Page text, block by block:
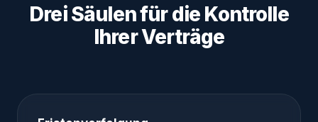
Drei Säulen für die Kontrolle
Ihrer Verträge